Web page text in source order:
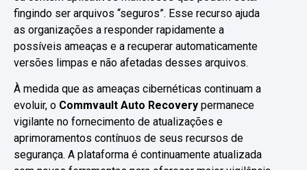
fingindo ser arquivos “seguros”. Esse recurso ajuda
as organizações a responder rapidamente a
possíveis ameaças e a recuperar automaticamente
versões limpas e não afetadas desses arquivos.
À medida que as ameaças cibernéticas continuam a
evoluir, o Commvault Auto Recovery permanece
vigilante no fornecimento de atualizações e
aprimoramentos contínuos de seus recursos de
segurança. A plataforma é continuamente atualizada